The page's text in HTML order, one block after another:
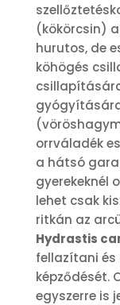
(kökörcsin)
hurutos, de
köhögés
orrváladék
a hátsó
gyerekeknél
lehet csak
ritkán az
Hydrastis
fellazítani
képződését.
egyszerre is